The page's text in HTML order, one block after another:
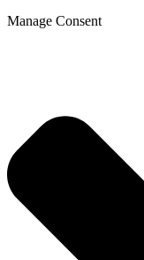
Manage Consent